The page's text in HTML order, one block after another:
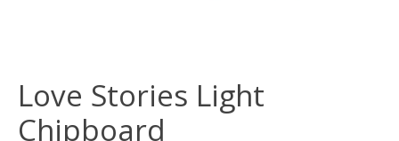
Love Stories Light
Chipboard